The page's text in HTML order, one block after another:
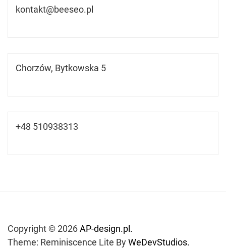
kontakt@beeseo.pl
Chorzów, Bytkowska 5
+48 510938313
Copyright © 2026AP-design.pl.
Theme: Reminiscence Lite ByWeDevStudios.